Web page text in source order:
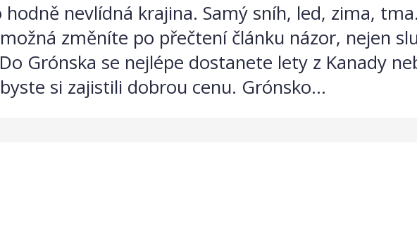
nevlídná krajina. Samý sníh, led, zima,
změníte po přečtení článku názor, nejen
Grónska se nejlépe dostanete lety z Kanady
si zajistili dobrou cenu. Grónsko...